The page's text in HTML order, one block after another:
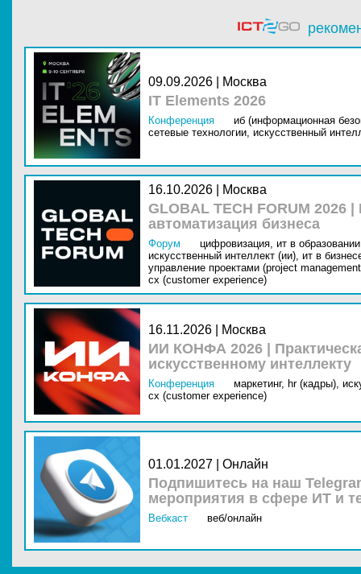
09.09.2026 | Москва
IT Elements 2026
Конференция
иб (информационная
сетевые технологии, искусственный
16.10.2026 | Москва
GLOBAL TECH FORUM
автоматизация бизнеса
Форум цифровизация, ит в
искусственный интеллект (ии), ит в
управление проектами (project
cx (customer experience)
16.11.2026 | Москва
ИИ КОНФА 2026 |
искусственному интеллекту
Конференция маркетинг, hr (кадры),
cx (customer experience)
01.01.2027 | Онлайн
Подпишитесь на наш
мероприятия в сфере ИТ и
Вебкаст веб/онлайн